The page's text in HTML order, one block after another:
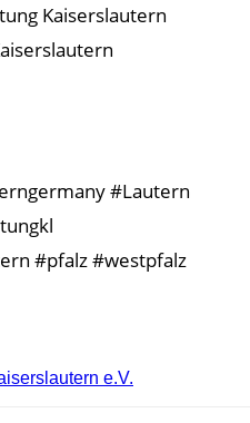
Kaiserslautern
#Lautern
#pfalz #westpfalz
e.V.